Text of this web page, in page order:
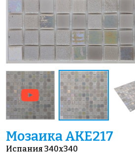
Мозаика AKE217
Испания 340x340